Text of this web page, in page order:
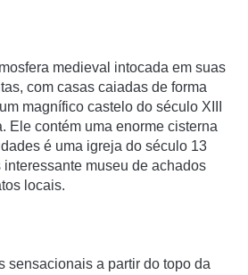
medieval intocada em suas
com casas caiadas de forma
magnífico castelo do século XIII
Ele contém uma enorme cisterna
é uma igreja do século 13
museu de achados
locais.
sensacionais a partir do topo da